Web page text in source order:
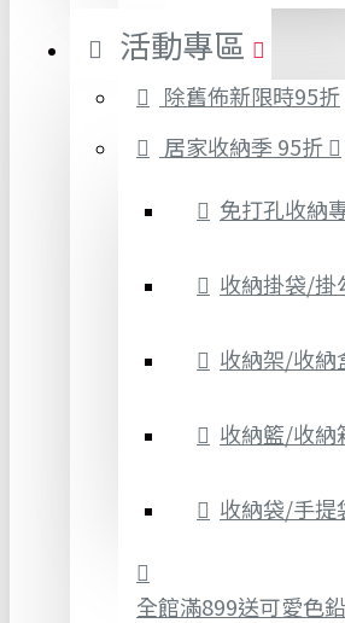
活動專區
除舊佈新限時95折
居家收納季 95折
免打孔收納
收納掛袋/掛
收納架/收納
收納籃/收納
收納袋/手提
全館滿899送可愛色